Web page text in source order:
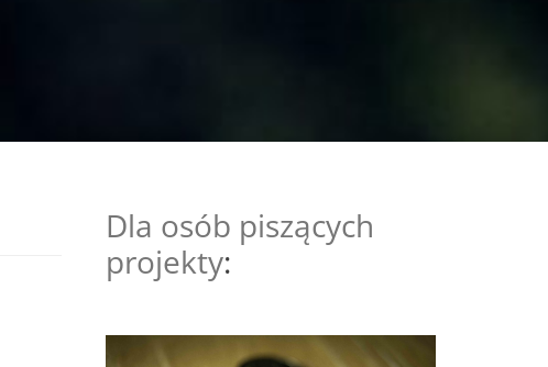
Dla osób piszących
projekty: